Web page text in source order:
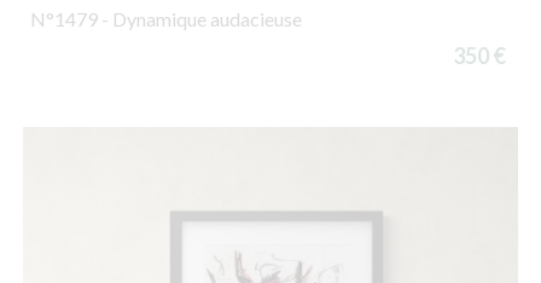
N°1479 - Dynamique audacieuse
350 €